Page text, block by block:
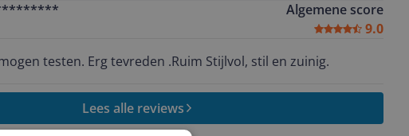
van zowel het product als de app verliep zonder problemen.
en er is rekening gehouden met de maten van keukenkasten,
met verschillende maten waardoor je voldoende in de
De ruimte in de koelkast deur vind ik echt een plus punt,
en met name de dingen die je al geopend hebt en vaak
ze de deurvak breder en dieper hebben gemaakt. Er
Algemene score
9.0
testen. Erg tevreden .Ruim Stijlvol, stil en zuinig.
Lees alle reviews